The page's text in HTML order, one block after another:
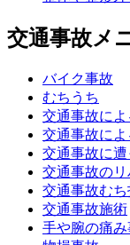
交通事故メ
バイク事故
むちうち
交通事故に
交通事故に
交通事故に
交通事故のリ
交通事故むち
交通事故施術
手や腕の痛み